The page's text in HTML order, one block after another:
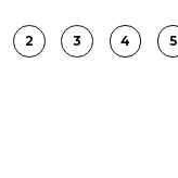
2 3 4 5